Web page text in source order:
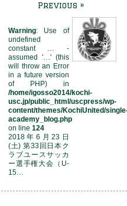
Previous »
Warning: Use of
undefined
constant … -
assumed '…' (this
will throw an Error
in a future version
of PHP) in
/home/igosso2014/kochi-
usc.jp/public_html/uscpress/wp-
content/themes/KochiUnited/
academy_blog.php
on line 124
2018年6月23日
(土) 第33回日本ク
ラブユースサッカ
ー選手権大会（U-
15…